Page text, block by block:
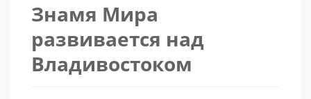
Знамя Мира
развивается над
Владивостоком